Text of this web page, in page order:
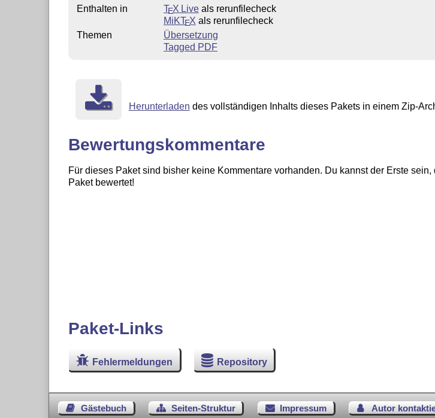
Enthalten in
TEX Liveals rerunfilecheck
MiKTEX als rerunfilecheck
Themen
Übersetzung
Tagged PDF
Herunterladen des vollständigen Inhalts dieses Pakets in einem Zip-
Bewertungskommentare
Für dieses Paket sind bisher keine Kommentare vorhanden. Du kannst der Erste sein,
Paket bewertet!
Paket-Links
Fehlermeldungen Repository
Gästebuch Seiten-Struktur Impressum Autor